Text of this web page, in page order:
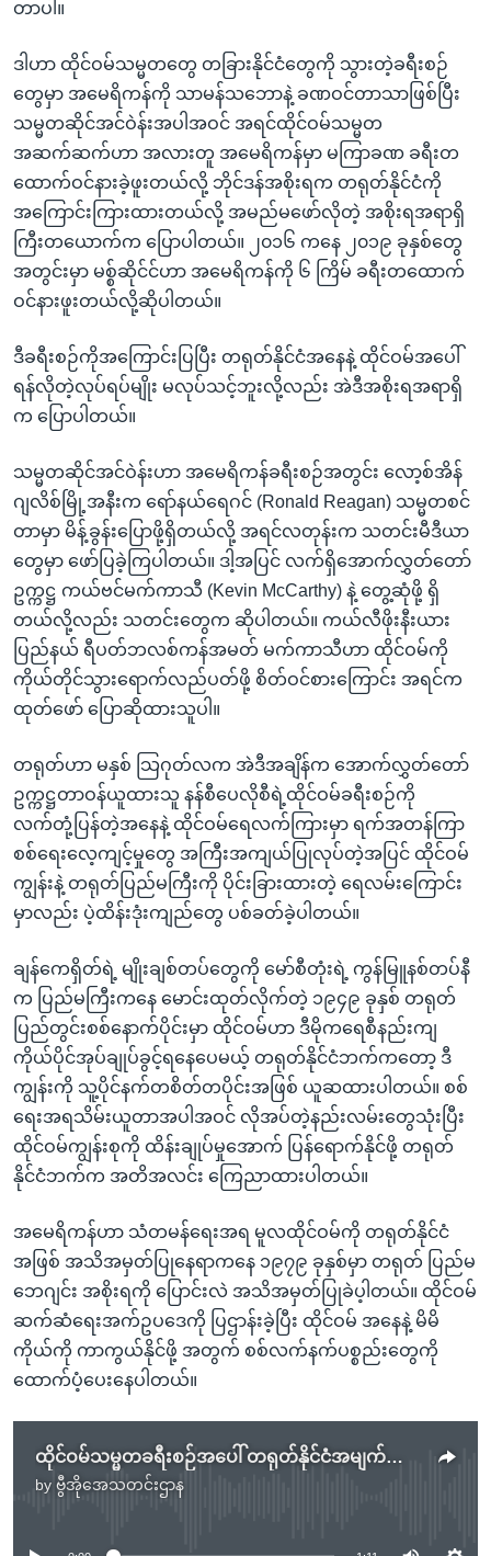
တာပါ။
ဒါဟာ ထိုင်ဝမ်သမ္မတတွေ တခြားနိုင်ငံတွေကို သွားတဲ့ခရီးစဉ်
တွေမှာ အမေရိကန်ကို သာမန်သဘောနဲ့ ခဏဝင်တာသာဖြစ်ပြီး
သမ္မတဆိုင်အင်ဝဲန်းအပါအဝင် အရင်ထိုင်ဝမ်သမ္မတ
အဆက်ဆက်ဟာ အလားတူ အမေရိကန်မှာ မကြာခဏ ခရီးတ
ထောက်ဝင်နားခဲ့ဖူးတယ်လို့ ဘိုင်ဒန်အစိုးရက တရုတ်နိုင်ငံကို
အကြောင်းကြားထားတယ်လို့ အမည်မဖော်လိုတဲ့ အစိုးရအရာရှိ
ကြီးတယောက်က ပြောပါတယ်။ ၂၀၁၆ ကနေ ၂၀၁၉ ခုနှစ်တွေ
အတွင်းမှာ မစ္စ်ဆိုင်င်ဟာ အမေရိကန်ကို ၆ ကြိမ် ခရီးတထောက်
ဝင်နားဖူးတယ်လို့ဆိုပါတယ်။
ဒီခရီးစဉ်ကိုအကြောင်းပြပြီး တရုတ်နိုင်ငံအနေနဲ့ ထိုင်ဝမ်အပေါ်
ရန်လိုတဲ့လုပ်ရပ်မျိုး မလုပ်သင့်ဘူးလို့လည်း အဲဒီအစိုးရအရာရှိ
က ပြောပါတယ်။
သမ္မတဆိုင်အင်ဝဲန်းဟာ အမေရိကန်ခရီးစဉ်အတွင်း လော့စ်အိန်
ဂျလိစ်မြို့အနီးက ရော်နယ်ရေဂင် (Ronald Reagan) သမ္မတစင်
တာမှာ မိန့်ခွန်းပြောဖို့ရှိတယ်လို့ အရင်လတုန်းက သတင်းမီဒီယာ
တွေမှာ ဖော်ပြခဲ့ကြပါတယ်။ ဒါ့အပြင် လက်ရှိအောက်လွှတ်တော်
ဥက္ကဋ္ဌ ကယ်ဗင်မက်ကာသီ (Kevin McCarthy) နဲ့ တွေ့ဆုံဖို့ ရှိ
တယ်လို့လည်း သတင်းတွေက ဆိုပါတယ်။ ကယ်လီဖိုးနီးယား
ပြည်နယ် ရီပတ်ဘလစ်ကန်အမတ် မက်ကာသီဟာ ထိုင်ဝမ်ကို
ကိုယ်တိုင်သွားရောက်လည်ပတ်ဖို့ စိတ်ဝင်စားကြောင်း အရင်က
ထုတ်ဖော် ပြောဆိုထားသူပါ။
တရုတ်ဟာ မနှစ် သြဂုတ်လက အဲဒီအချိန်က အောက်လွှတ်တော်
ဥက္ကဋ္ဌတာဝန်ယူထားသူ နန်စီပေလိုစီရဲ့ထိုင်ဝမ်ခရီးစဉ်ကို
လက်တုံ့ပြန်တဲ့အနေနဲ့ ထိုင်ဝမ်ရေလက်ကြားမှာ ရက်အတန်ကြာ
စစ်ရေးလေ့ကျင့်မှုတွေ အကြီးအကျယ်ပြုလုပ်တဲ့အပြင် ထိုင်ဝမ်
ကျွန်းနဲ့ တရုတ်ပြည်မကြီးကို ပိုင်းခြားထားတဲ့ ရေလမ်းကြောင်း
မှာလည်း ပဲ့ထိန်းဒုံးကျည်တွေ ပစ်ခတ်ခဲ့ပါတယ်။
ချန်ကေရှိတ်ရဲ့ မျိုးချစ်တပ်တွေကို မော်စီတုံးရဲ့ ကွန်မြူနစ်တပ်နီ
က ပြည်မကြီးကနေ မောင်းထုတ်လိုက်တဲ့ ၁၉၄၉ ခုနှစ် တရုတ်
ပြည်တွင်းစစ်နောက်ပိုင်းမှာ ထိုင်ဝမ်ဟာ ဒီမိုကရေစီနည်းကျ
ကိုယ်ပိုင်အုပ်ချုပ်ခွင့်ရနေပေမယ့် တရုတ်နိုင်ငံဘက်ကတော့ ဒီ
ကျွန်းကို သူ့ပိုင်နက်တစိတ်တပိုင်းအဖြစ် ယူဆထားပါတယ်။ စစ်
ရေးအရသိမ်းယူတာအပါအဝင် လိုအပ်တဲ့နည်းလမ်းတွေသုံးပြီး
ထိုင်ဝမ်ကျွန်းစုကို ထိန်းချုပ်မှုအောက် ပြန်ရောက်နိုင်ဖို့ တရုတ်
နိုင်ငံဘက်က အတိအလင်း ကြေညာထားပါတယ်။
အမေရိကန်ဟာ သံတမန်ရေးအရ မူလထိုင်ဝမ်ကို တရုတ်နိုင်ငံ
အဖြစ် အသိအမှတ်ပြုနေရာကနေ ၁၉၇၉ ခုနှစ်မှာ တရုတ် ပြည်မ
ဘေဂျင်း အစိုးရကို ပြောင်းလဲ အသိအမှတ်ပြုခဲပ့ါတယ်။ ထိုင်ဝမ်
ဆက်ဆံရေးအက်ဥပဒေကို ပြဌာန်းခဲ့ပြီး ထိုင်ဝမ် အနေနဲ့ မိမိ
ကိုယ်ကို ကာကွယ်နိုင်ဖို့ အတွက် စစ်လက်နက်ပစ္စည်းတွေကို
ထောက်ပံ့ပေးနေပါတယ်။
ထိုင်ဝမ်သမ္မတခရီးစဉ်အပေါ် တရုတ်နိုင်ငံအမျက်ဖြေဖို့ ကန်ကြိုးပမ်း
by ဗွီအိုအေသတင်းဌာန
No media source currently available